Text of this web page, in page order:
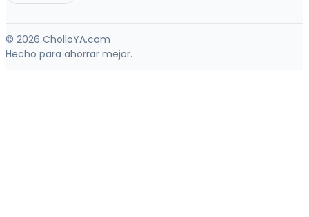
© 2026 CholloYA.com
Hecho para ahorrar mejor.